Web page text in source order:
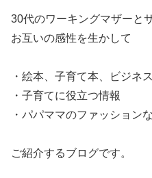
30代のワーキングマザーと
お互いの感性を生かして
・絵本、子育て本、ビジネ
・子育てに役立つ情報
・パパママのファッション
ご紹介するブログです。